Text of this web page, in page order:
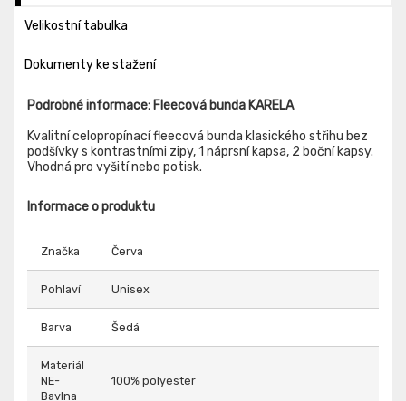
Velikostní tabulka
Dokumenty ke stažení
Podrobné informace: Fleecová bunda KARELA
Kvalitní celopropínací fleecová bunda klasického střihu bez
podšívky s kontrastními zipy, 1 náprsní kapsa, 2 boční kapsy.
Vhodná pro vyšití nebo potisk.
Informace o produktu
Značka Červa
Pohlaví Unisex
Barva Šedá
Materiál
NE-
Bavlna
100% polyester